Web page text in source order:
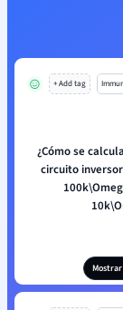
+ Add tag
¿Cómo se
circuito